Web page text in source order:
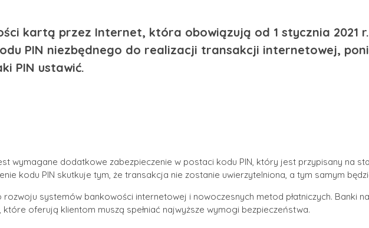
kartą przez Internet, która obowiązują od 1 stycznia 2021
PIN niezbędnego do realizacji transakcji internetowej,
PIN ustawić.
wymagane dodatkowe zabezpieczenie w postaci kodu PIN, który jest przypisany na
kodu PIN skutkuje tym, że transakcja nie zostanie uwierzytelniona, a tym samym
systemów bankowości internetowej i nowoczesnych metod płatniczych. Banki
oferują klientom muszą spełniać najwyższe wymogi bezpieczeństwa.